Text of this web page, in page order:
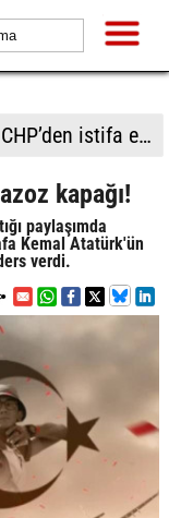
gerginlik
kapağı!
paylaşımda
Kemal Atatürk'ün
verdi.